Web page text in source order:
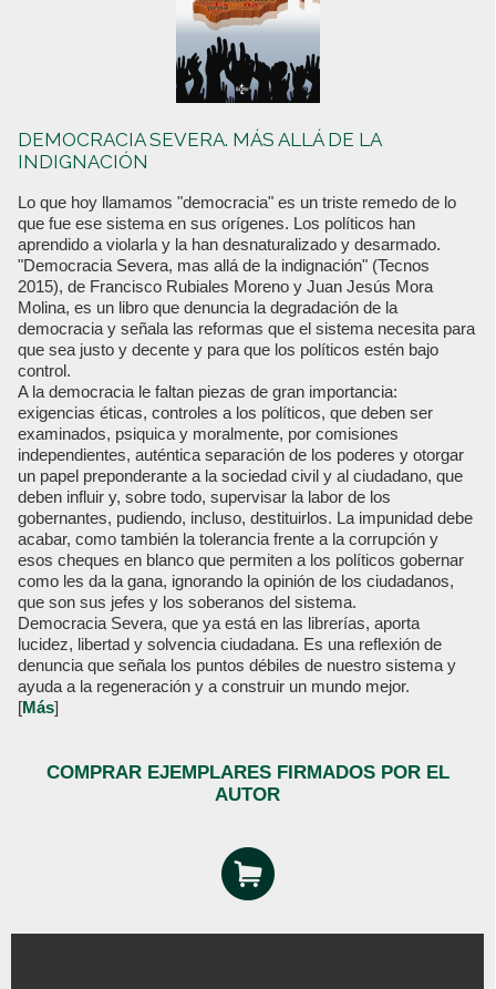
DEMOCRACIA SEVERA. MÁS ALLÁ DE LA
INDIGNACIÓN
Lo que hoy llamamos "democracia" es un triste remedo de lo
que fue ese sistema en sus orígenes. Los políticos han
aprendido a violarla y la han desnaturalizado y desarmado.
"Democracia Severa, mas allá de la indignación" (Tecnos
2015), de Francisco Rubiales Moreno y Juan Jesús Mora
Molina, es un libro que denuncia la degradación de la
democracia y señala las reformas que el sistema necesita para
que sea justo y decente y para que los políticos estén bajo
control.
A la democracia le faltan piezas de gran importancia:
exigencias éticas, controles a los políticos, que deben ser
examinados, psiquica y moralmente, por comisiones
independientes, auténtica separación de los poderes y otorgar
un papel preponderante a la sociedad civil y al ciudadano, que
deben influir y, sobre todo, supervisar la labor de los
gobernantes, pudiendo, incluso, destituirlos. La impunidad debe
acabar, como también la tolerancia frente a la corrupción y
esos cheques en blanco que permiten a los políticos gobernar
como les da la gana, ignorando la opinión de los ciudadanos,
que son sus jefes y los soberanos del sistema.
Democracia Severa, que ya está en las librerías, aporta
lucidez, libertad y solvencia ciudadana. Es una reflexión de
denuncia que señala los puntos débiles de nuestro sistema y
ayuda a la regeneración y a construir un mundo mejor.
[Más]
COMPRAR EJEMPLARES FIRMADOS POR EL
AUTOR